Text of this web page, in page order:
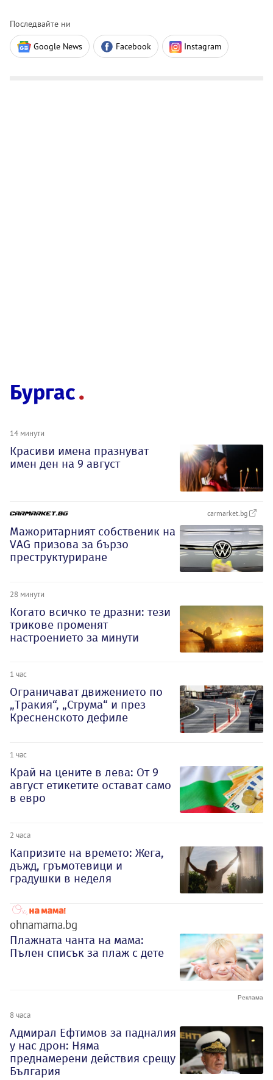
Последвайте ни
Google News Facebook Instagram
Бургас
14 минути
Красиви имена празнуват
имен ден на 9 август
carmarket.bg
Мажоритарният собственик на
VAG призова за бързо
преструктуриране
28 минути
Когато всичко те дразни: тези
трикове променят
настроението за минути
1 час
Ограничават движението по
„Тракия“, „Струма“ и през
Кресненското дефиле
1 час
Край на цените в лева: От 9
август етикетите остават само
в евро
2 часа
Капризите на времето: Жега,
дъжд, гръмотевици и
градушки в неделя
ohnamama.bg
Плажната чанта на мама:
Пълен списък за плаж с дете
8 часа
Адмирал Ефтимов за падналия
у нас дрон: Няма
преднамерени действия срещу
България